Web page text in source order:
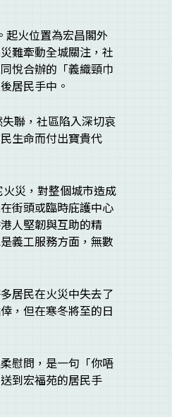
起火位置為宏昌閣外
難牽動全城關注，社
悅合辦的「義織頸巾
居民手中。
聯，社區陷入深切哀
生命而付出寶貴代
災，對整個城市造成
街頭或臨時庇護中心
人堅韌與互助的精
義工服務方面，無數
居民在火災中失去了
，但在寒冬將至的日
慰問，是一句「你唔
到宏福苑的居民手